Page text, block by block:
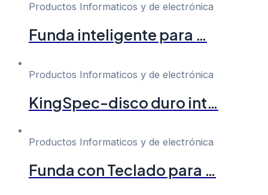
Productos Informaticos y de electrónica
Funda inteligente para …
Productos Informaticos y de electrónica
KingSpec-disco duro int…
Productos Informaticos y de electrónica
Funda con Teclado para …